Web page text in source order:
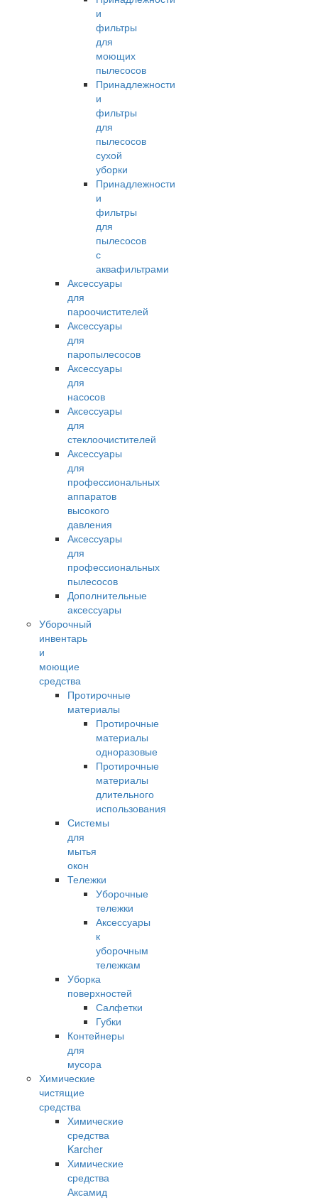
и
фильтры
для
моющих
пылесосов
Принадлежности
и
фильтры
для
пылесосов
сухой
уборки
Принадлежности
и
фильтры
для
пылесосов
с
аквафильтрами
Аксессуары
для
пароочистителей
Аксессуары
для
паропылесосов
Аксессуары
для
насосов
Аксессуары
для
стеклоочистителей
Аксессуары
для
профессиональных
аппаратов
высокого
давления
Аксессуары
для
профессиональных
пылесосов
Дополнительные
аксессуары
Уборочный
инвентарь
и
моющие
средства
Протирочные
материалы
Протирочные
материалы
одноразовые
Протирочные
материалы
длительного
использования
Системы
для
мытья
окон
Тележки
Уборочные
тележки
Аксессуары
к
уборочным
тележкам
Уборка
поверхностей
Салфетки
Губки
Контейнеры
для
мусора
Химические
чистящие
средства
Химические
средства
Karcher
Химические
средства
Аксамид